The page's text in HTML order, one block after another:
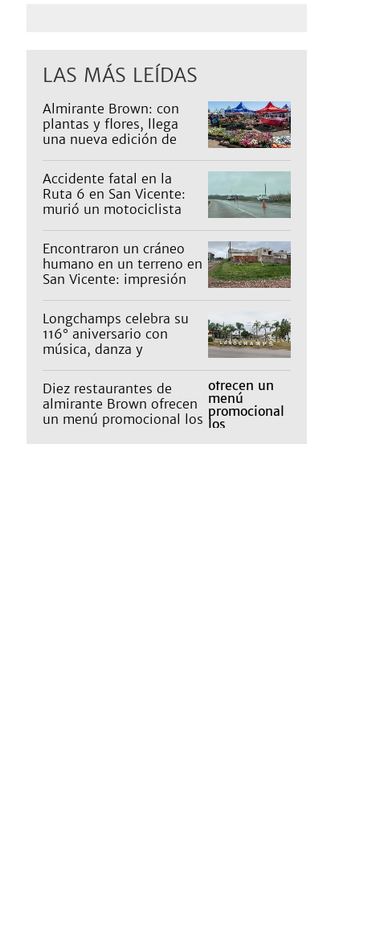
LAS MÁS LEÍDAS
Almirante Brown: con
plantas y flores, llega
una nueva edición de
Accidente fatal en la
Ruta 6 en San Vicente:
murió un motociclista
Encontraron un cráneo
humano en un terreno en
San Vicente: impresión
Longchamps celebra su
116° aniversario con
música, danza y
familia
Diez restaurantes de
almirante Brown ofrecen
un menú promocional los